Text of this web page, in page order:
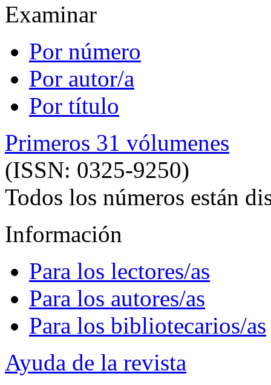
Examinar
Por número
Por autor/a
Por título
Primeros 31 vólumenes
(ISSN: 0325-9250)
Todos los números están
Información
Para los lectores/as
Para los autores/as
Para los bibliotecarios/as
Ayuda de la revista